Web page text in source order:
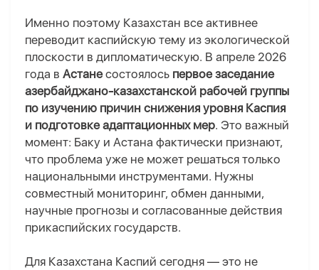
Именно поэтому Казахстан все активнее
переводит каспийскую тему из экологической
плоскости в дипломатическую. В апреле 2026
года в Астанесостоялось первое заседание
азербайджано-казахстанской рабочей группы
по изучению причин снижения уровня Каспия
и подготовке адаптационных мер. Это важный
момент: Баку и Астана фактически признают,
что проблема уже не может решаться только
национальными инструментами. Нужны
совместный мониторинг, обмен данными,
научные прогнозы и согласованные действия
прикаспийских государств.
Для Казахстана Каспий сегодня — это не